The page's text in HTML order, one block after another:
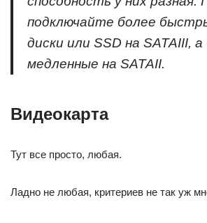
подключайте более
диски или SSD на SATAIII, а
медленные на SATAII.
Видеокарта
Тут все просто, любая.
Ладно не любая, критериев не так уж